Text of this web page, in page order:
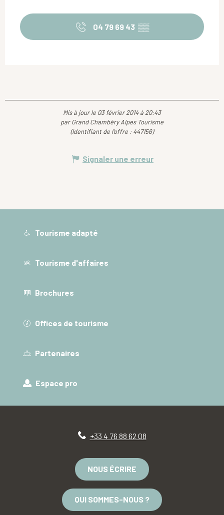
04 79 69 43 ▒▒
Mis à jour le 03 février 2014 à 20:43
par Grand Chambéry Alpes Tourisme
(Identifiant de l'offre : 447156)
Signaler une erreur
Tourisme adapté
Tourisme d'affaires
Brochures
Offices de tourisme
Partenaires
Espace pro
+33 4 76 88 62 08
NOUS ÉCRIRE
QUI SOMMES-NOUS ?